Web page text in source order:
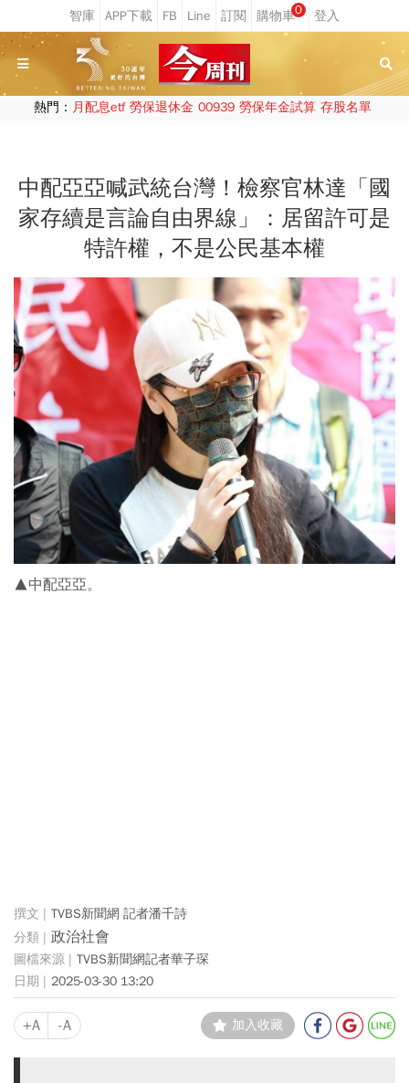
0
熱門： 月配息etf 勞保退休金 00939 勞保年金試算 存股名單
中配亞亞喊武統台灣！檢察官林達「國
家存續是言論自由界線」：居留許可是
特許權，不是公民基本權
▲中配亞亞。
TVBS新聞網 記者潘千詩
政治社會
TVBS新聞網記者華子琛
2025-03-30 13:20
+A -A 加入收藏